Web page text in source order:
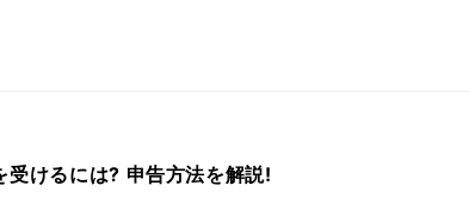
受けるには? 申告方法を解説!